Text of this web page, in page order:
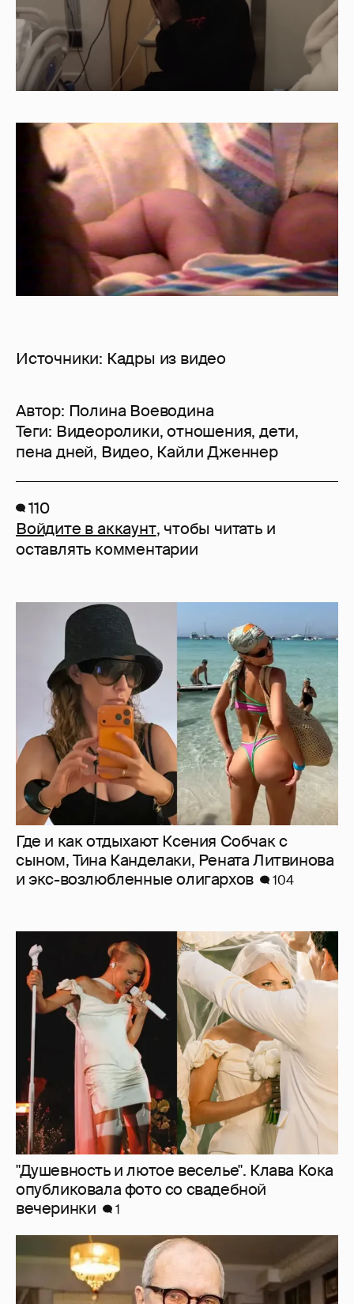
Источники: Кадры из видео
Автор: Полина Воеводина
Теги: Видеоролики,отношения,дети,
пена дней, Видео, Кайли Дженнер
110
Войдите в аккаунт, чтобы читать и
оставлять комментарии
Где и как отдыхают Ксения Собчак с
сыном, Тина Канделаки, Рената Литвинова
и экс-возлюбленные олигархов
104
"Душевность и лютое веселье". Клава Кока
опубликовала фото со свадебной
вечеринки
1